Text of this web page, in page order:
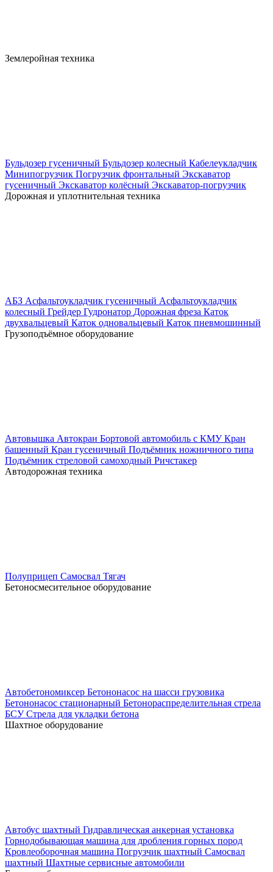
Землеройная техника
Бульдозер гусеничный Бульдозер колесный Кабелеукладчик
Минипогрузчик Погрузчик фронтальный Экскаватор
гусеничный Экскаватор колёсный Экскаватор-погрузчик
Дорожная и уплотнительная техника
АБЗ Асфальтоукладчик гусеничный Асфальтоукладчик
колесный Грейдер Гудронатор Дорожная фреза Каток
двухвальцевый Каток одновальцевый Каток пневмошинный
Грузоподъёмное оборудование
Автовышка Автокран Бортовой автомобиль с КМУКран
башенный Кран гусеничный Подъёмник ножничного типа
Подъёмник стреловой самоходный Ричстакер
Автодорожная техника
Полуприцеп Самосвал Тягач
Бетоносмесительное оборудование
Автобетономиксер Бетононасос на шасси грузовика
Бетононасос стационарный Бетонораспределительная стрела
БСУСтрела для укладки бетона
Шахтное оборудование
Автобус шахтный Гидравлическая анкерная установка
Горнодобывающая машина для дробления горных пород
Кровлеоборочная машина Погрузчик шахтный Самосвал
шахтный Шахтные сервисные автомобили